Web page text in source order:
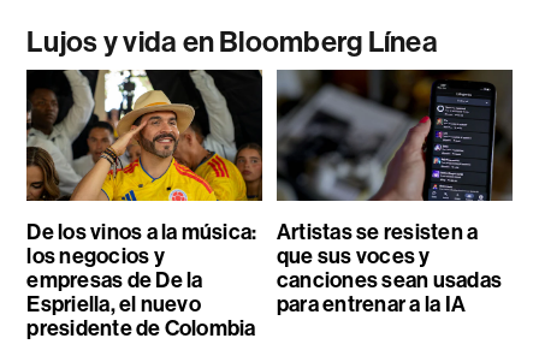
Lujos y vida en Bloomberg Línea
De los vinos a la música:
los negocios y
empresas de De la
Espriella, el nuevo
presidente de Colombia
Artistas se resisten a
que sus voces y
canciones sean usadas
para entrenar a la IA